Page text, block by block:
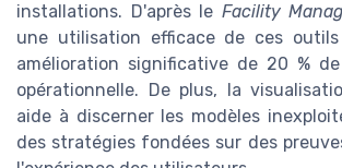
installations. D'après le Facility
une utilisation efficace de ces
amélioration significative de 20 %
opérationnelle. De plus, la
aide à discerner les modèles
des stratégies fondées sur des